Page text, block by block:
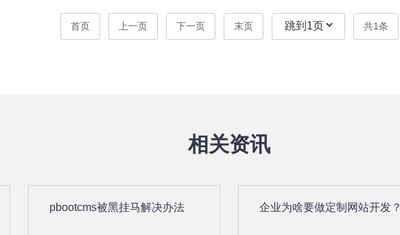
首页 上一页 下一页 末页 共1条
相关资讯
pbootcms被黑挂马解决办法 企业为啥要做定制网站开发？